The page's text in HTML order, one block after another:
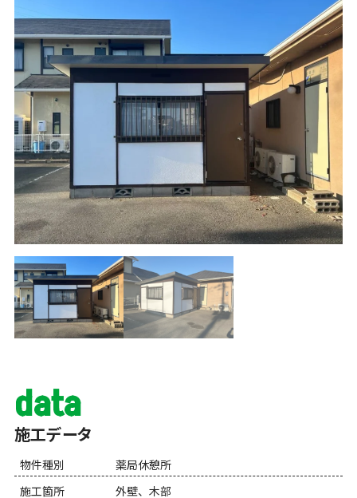
data
施工データ
物件種別
薬局休憩所
施工箇所
外壁、木部